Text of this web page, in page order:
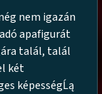
nem igazán
apafigurát
talál, talál
két
képességĹą